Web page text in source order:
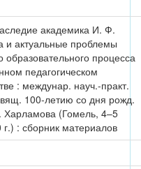
академика И. Ф.
и актуальные проблемы
образовательного процесса
педагогическом
: междунар. науч.-практ.
100-летию со дня рожд.
(Гомель, 4–5
: сборник материалов